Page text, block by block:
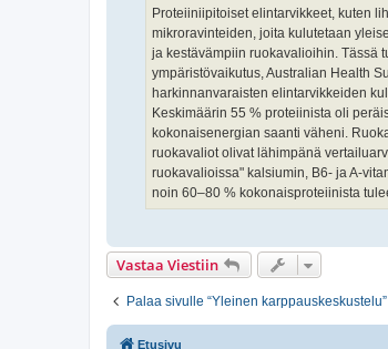
Proteiiniipitoiset elintarvikkeet, kuten
mikroravinteiden, joita kulutetaan
ja kestävämpiin ruokavalioihin. Tässä
ympäristövaikutus, Australian Health
harkinnanvaraisten elintarvikkeiden
Keskimäärin 55 % proteiinista oli
kokonaisenergian saanti väheni.
ruokavaliot olivat lähimpänä
ruokavalioissa" kalsiumin, B6- ja A-
noin 60–80 % kokonaisproteiinista
Vastaa Viestiin
Palaa sivulle “Yleinen karppauskeskustelu”
Etusivu